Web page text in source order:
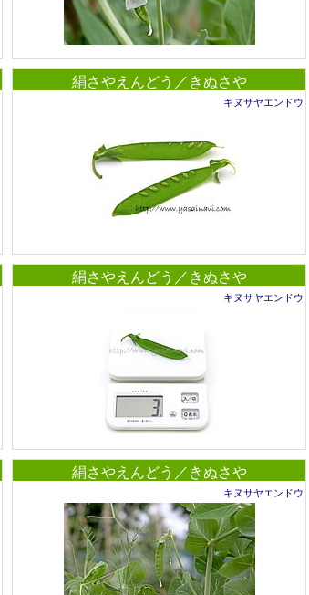
絹さやえんどう／きぬさや
キヌサヤエンドウ
絹さやえんどう／きぬさや
キヌサヤエンドウ
絹さやえんどう／きぬさや
キヌサヤエンドウ